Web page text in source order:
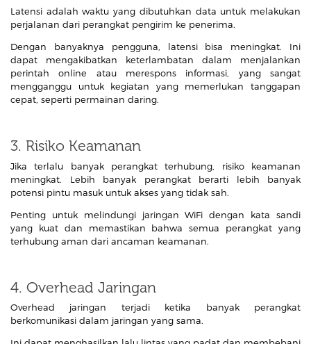
Latensi adalah waktu yang dibutuhkan data untuk melakukan
perjalanan dari perangkat pengirim ke penerima.
Dengan banyaknya pengguna, latensi bisa meningkat. Ini
dapat mengakibatkan keterlambatan dalam menjalankan
perintah online atau merespons informasi, yang sangat
mengganggu untuk kegiatan yang memerlukan tanggapan
cepat, seperti permainan daring.
3. Risiko Keamanan
Jika terlalu banyak perangkat terhubung, risiko keamanan
meningkat. Lebih banyak perangkat berarti lebih banyak
potensi pintu masuk untuk akses yang tidak sah.
Penting untuk melindungi jaringan WiFi dengan kata sandi
yang kuat dan memastikan bahwa semua perangkat yang
terhubung aman dari ancaman keamanan.
4. Overhead Jaringan
Overhead jaringan terjadi ketika banyak perangkat
berkomunikasi dalam jaringan yang sama.